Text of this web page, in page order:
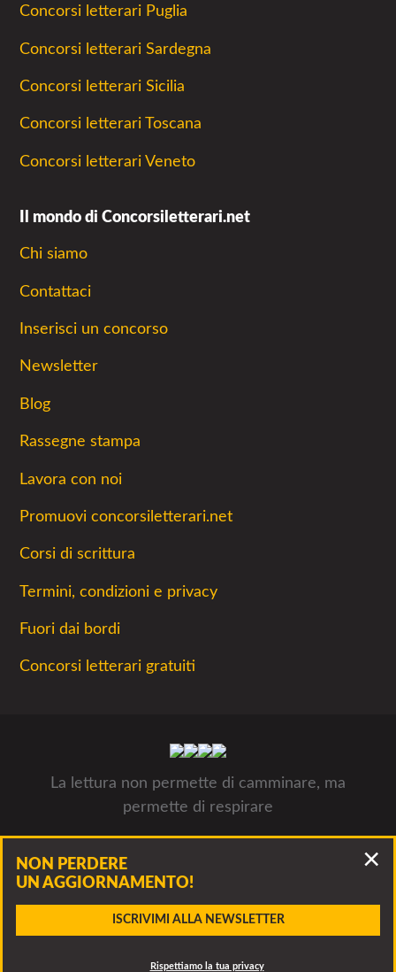
Accidenti, questo bando è scaduto!
Clicca per vedere altri bandi della stessa associazione o
Concorsi letterari Puglia
Concorsi letterari Sardegna
Concorsi letterari Sicilia
Concorsi letterari Toscana
Concorsi letterari Veneto
Il mondo di Concorsiletterari.net
Chi siamo
Contattaci
Inserisci un concorso
Newsletter
Blog
Rassegne stampa
Lavora con noi
Promuovi concorsiletterari.net
Corsi di scrittura
Termini, condizioni e privacy
Fuori dai bordi
Concorsi letterari gratuiti
La lettura non permette di camminare, ma
permette di respirare
Panzarella, via Francesco Guerrazzi 10, 20900 Monza P.IVA
09312311005
NON PERDERE
UN AGGIORNAMENTO!
ISCRIVIMI ALLA NEWSLETTER
Rispettiamo la tua privacy